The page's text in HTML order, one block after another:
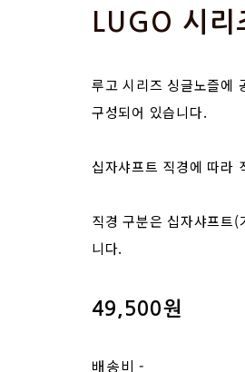
LUGO 시리
루고 시리즈 싱글노즐에
구성되어 있습니다.
십자샤프트 직경에 따라
직경 구분은 십자샤프트
니다.
49,500원
배송비-